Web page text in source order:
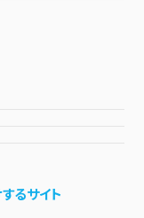
るサイト